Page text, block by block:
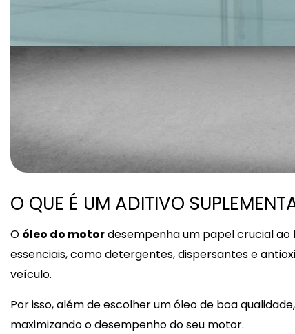
O QUE É UM ADITIVO
O óleo do motordesempenha um papel crucial
essenciais, como detergentes, dispersantes e
veículo.
Por isso, além de escolher um óleo de boa
maximizando o desempenho do seu motor.